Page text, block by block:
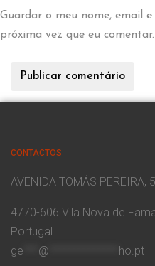
Guardar o meu nome, email
próxima vez que eu comentar.
CONTACTOS
AVENIDA TOMÁS PEREIRA,
4770-606 Vila Nova de
Portugal
ge
@ ho.pt